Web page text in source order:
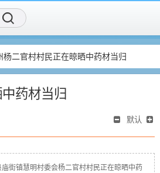
杨二官村村民正在晾晒中药材当归
药材当归
默认
街镇慧明村委会杨二官村村民正在晾晒中药